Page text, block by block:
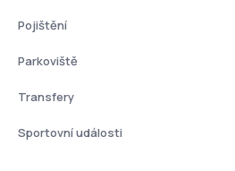
Pojištění
Parkoviště
Transfery
Sportovní události